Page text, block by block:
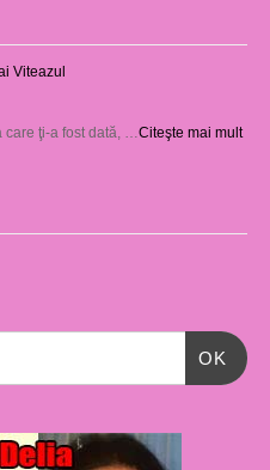
Viteazul
ţi-a fost dată, … Citeşte mai mult
OK